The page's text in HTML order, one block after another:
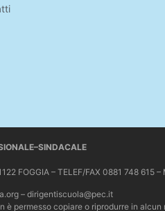
FOGGIA – TELEF/FAX 0881 748
– dirigentiscuola@pec.it
è permesso copiare o riprodurre in